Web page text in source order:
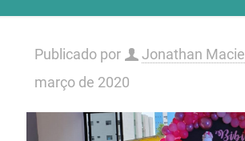
Publicado por Jonathan Maciel
março de 2020